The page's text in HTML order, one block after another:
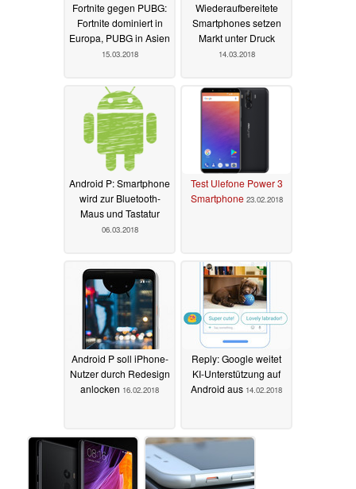
Fortnite gegen PUBG:
Fortnite dominiert in
Europa, PUBG in Asien
15.03.2018
Wiederaufbereitete
Smartphones setzen
Markt unter Druck
14.03.2018
Android P: Smartphone
wird zur Bluetooth-
Maus und Tastatur
06.03.2018
Test Ulefone Power 3
Smartphone 23.02.2018
Android P soll iPhone-
Nutzer durch Redesign
anlocken 16.02.2018
Reply: Google weitet
KI-Unterstützung auf
Android aus 14.02.2018